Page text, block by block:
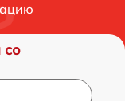
со